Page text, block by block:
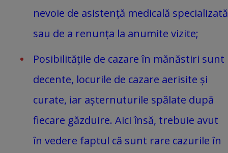
nevoie de asistență medicală specializată
sau de a renunța la anumite vizite;
Posibilitățile de cazare în mănăstiri sunt
decente, locurile de cazare aerisite și
curate, iar așternuturile spălate după
fiecare găzduire. Aici însă, trebuie avut
în vedere faptul că sunt rare cazurile în